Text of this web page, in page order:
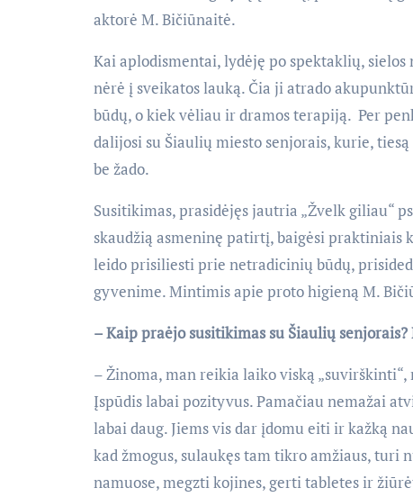
aktorė M. Bičiūnaitė.
Kai aplodismentai, lydėję po spektaklių,
nėrė į sveikatos lauką. Čia ji atrado
būdų, o kiek vėliau ir dramos terapiją. Per
dalijosi su Šiaulių miesto senjorais, kurie,
be žado.
Susitikimas, prasidėjęs jautria „Žvelk giliau“
skaudžią asmeninę patirtį, baigėsi praktiniais
leido prisiliesti prie netradicinių būdų,
gyvenime. Mintimis apie proto higieną M.
– Kaip praėjo susitikimas su Šiaulių
– Žinoma, man reikia laiko viską
Įspūdis labai pozityvus. Pamačiau nemažai
labai daug. Jiems vis dar įdomu eiti ir kažką
kad žmogus, sulaukęs tam tikro amžiaus,
namuose, megzti kojines, gerti tabletes ir